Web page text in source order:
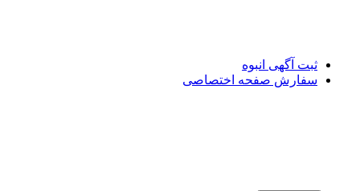
ثبت آگهی انبوه
سفارش صفحه اختصاصی